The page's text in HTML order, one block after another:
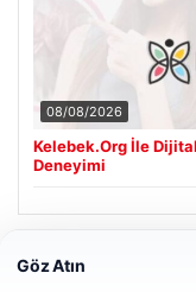
08/08/2026
Kelebek.Org İle
Deneyimi
Son Eklenen
Göz Atın